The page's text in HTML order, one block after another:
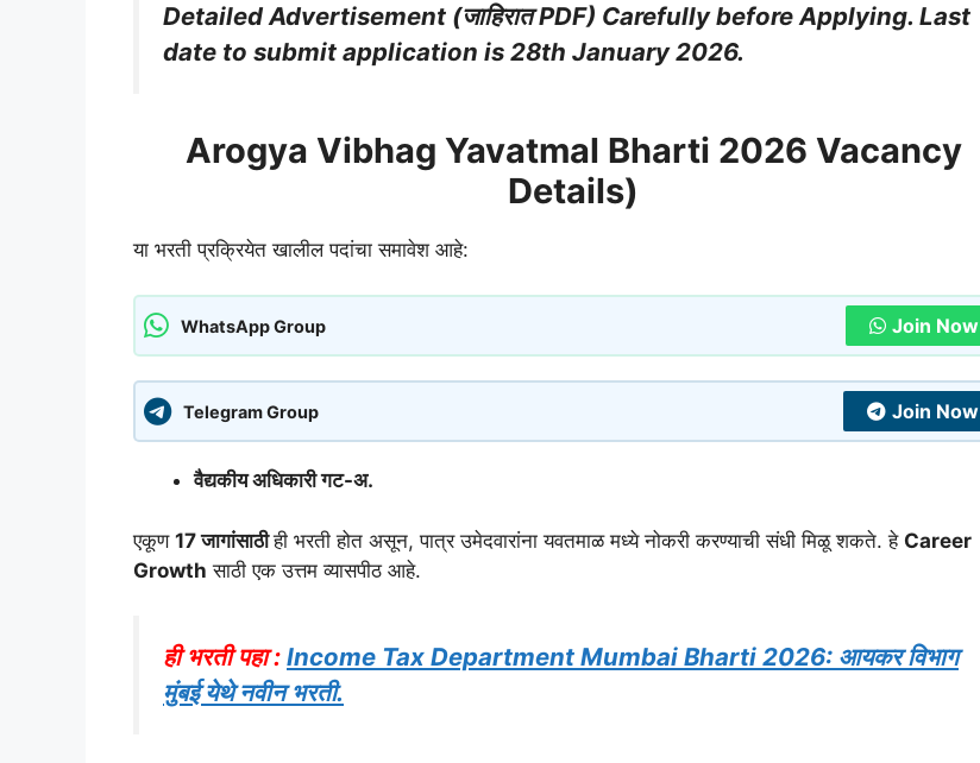
Detailed Advertisement (जाहिरात PDF) Carefully before Applying. Last
date to submit application is 28th January 2026.
Arogya Vibhag Yavatmal Bharti 2026 Vacancy
Details)
या भरती प्रक्रियेत खालील पदांचा समावेश आहे:
WhatsApp Group Join Now
Telegram Group Join Now
वैद्यकीय अधिकारी गट-अ.
एकूण 17 जागांसाठीही भरती होत असून, पात्र उमेदवारांना यवतमाळ मध्ये नोकरी करण्याची संधी मिळू शकते. हे Career
Growth साठी एक उत्तम व्यासपीठ आहे.
ही भरती पहा : Income Tax Department Mumbai Bharti 2026: आयकर विभाग
मुंबई येथे नवीन भरती.